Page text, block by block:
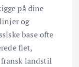
på dine
og
base ofte
flet,
landstil